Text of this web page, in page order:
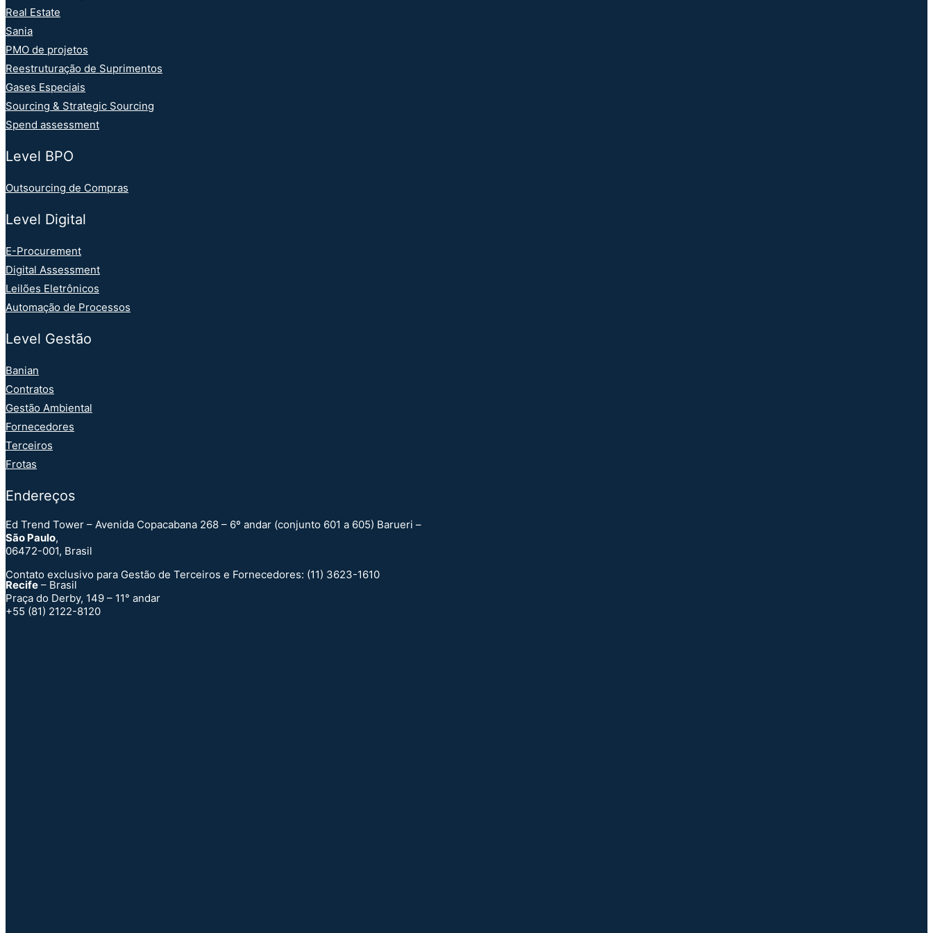
Real Estate
Sania
PMO de projetos
Reestruturação de Suprimentos
Gases Especiais
Sourcing & Strategic Sourcing
Spend assessment
Level BPO
Outsourcing de Compras
Level Digital
E-Procurement
Digital Assessment
Leilões Eletrônicos
Automação de Processos
Level Gestão
Banian
Contratos
Gestão Ambiental
Fornecedores
Terceiros
Frotas
Endereços
Ed Trend Tower – Avenida Copacabana 268 – 6º andar (conjunto 601 a 605) Barueri –
São Paulo,
06472-001, Brasil
Contato exclusivo para Gestão de Terceiros e Fornecedores: (11) 3623-1610
Recife – Brasil
Praça do Derby, 149 – 11° andar
+55 (81) 2122-8120